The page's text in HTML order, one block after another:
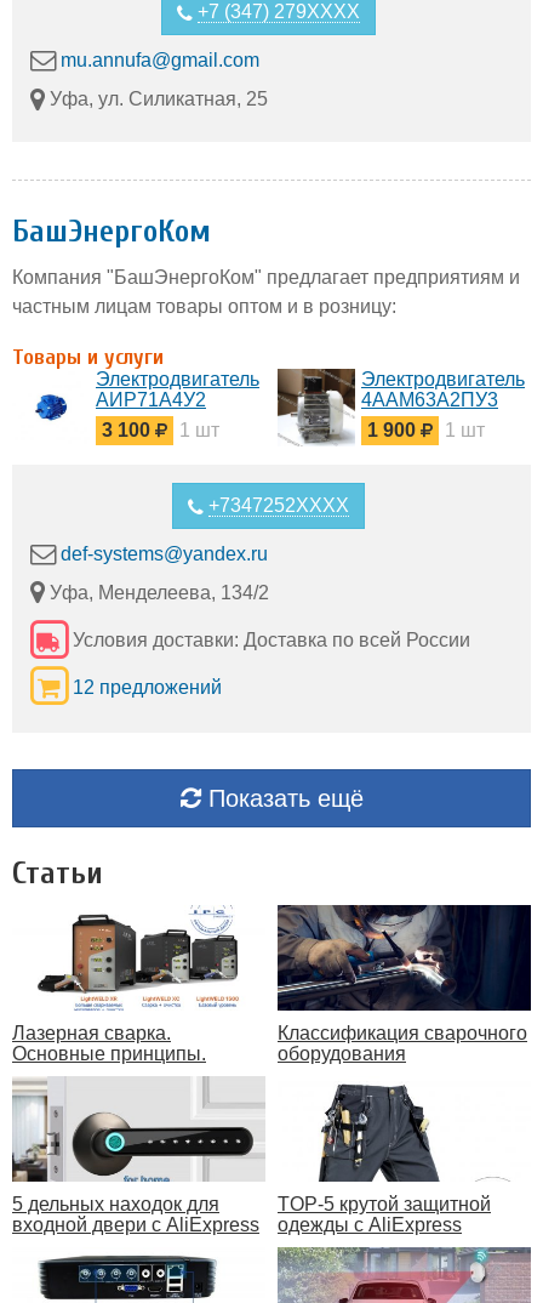
+7 (347) 279XXXX
mu.annufa@gmail.com
Уфа, ул. Силикатная, 25
БашЭнергоКом
Компания "БашЭнергоКом" предлагает предприятиям и
частным лицам товары оптом и в розницу:
Товары и услуги
Электродвигатель
АИР71А4У2
3 100
1 шт
Электродвигатель
4ААМ63А2ПУ3
1 900
1 шт
+7347252XXXX
def-systems@yandex.ru
Уфа, Менделеева, 134/2
Условия доставки: Доставка по всей России
12 предложений
Показать ещё
Статьи
Лазерная сварка.
Основные принципы.
Классификация сварочного
оборудования
5 дельных находок для
входной двери с AliExpress
TOP-5 крутой защитной
одежды с AliExpress